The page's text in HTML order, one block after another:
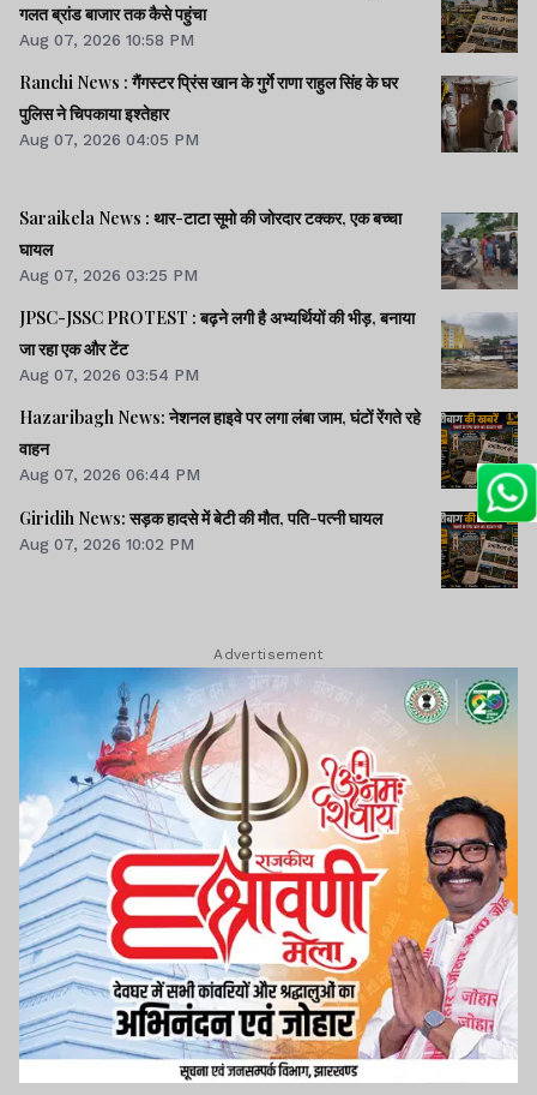
गलत ब्रांड बाजार तक कैसे पहुंचा
Aug 07, 2026 10:58 PM
Ranchi News : गैंगस्टर प्रिंस खान के गुर्गे राणा राहुल सिंह के घर
पुलिस ने चिपकाया इश्तेहार
Aug 07, 2026 04:05 PM
Saraikela News : थार-टाटा सूमो की जोरदार टक्कर, एक बच्चा
घायल
Aug 07, 2026 03:25 PM
JPSC-JSSC PROTEST : बढ़ने लगी है अभ्यर्थियों की भीड़, बनाया
जा रहा एक और टेंट
Aug 07, 2026 03:54 PM
Hazaribagh News: नेशनल हाइवे पर लगा लंबा जाम, घंटों रेंगते रहे
वाहन
Aug 07, 2026 06:44 PM
Giridih News: सड़क हादसे में बेटी की मौत, पति-पत्नी घायल
Aug 07, 2026 10:02 PM
Advertisement